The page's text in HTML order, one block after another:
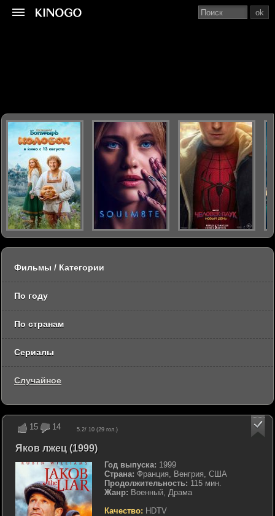
15 14 5.2/ 10 (29 гол.)
Яков лжец (1999)
Год выпуска: 1999
Страна: Франция, Венгрия, США
Продолжительность: 115 мин.
Жанр: Военный, Драма
Качество: HDTV
ok
Фильмы / Категории
По году
По странам
Сериалы
Случайное